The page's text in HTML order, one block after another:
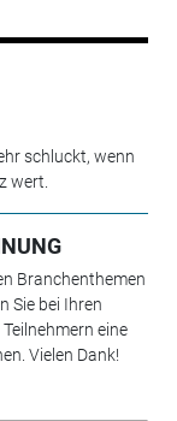
schluckt, wenn
wert.
Branchenthemen
Sie bei Ihren
eine
Vielen Dank!